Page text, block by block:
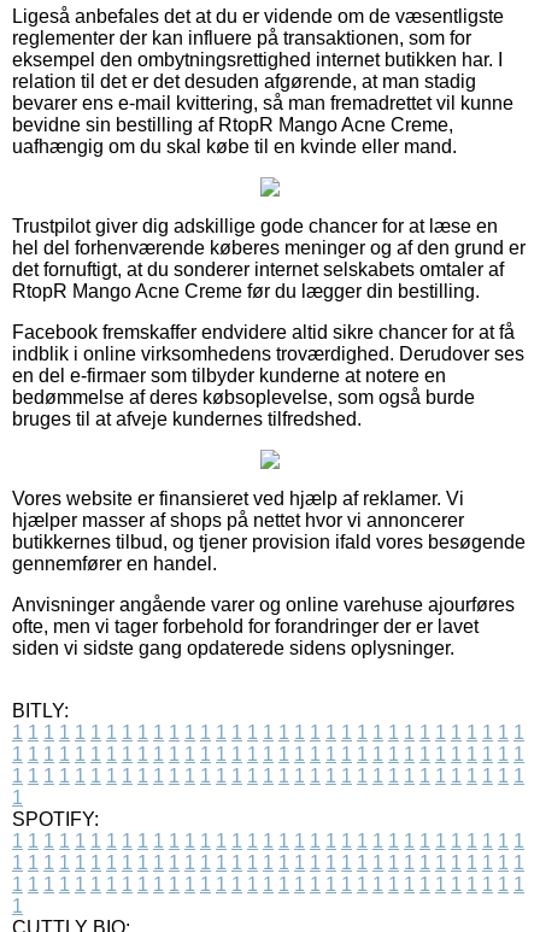
Ligeså anbefales det at du er vidende om de væsentligste
reglementer der kan influere på transaktionen, som for
eksempel den ombytningsrettighed internet butikken har. I
relation til det er det desuden afgørende, at man stadig
bevarer ens e-mail kvittering, så man fremadrettet vil kunne
bevidne sin bestilling af RtopR Mango Acne Creme,
uafhængig om du skal købe til en kvinde eller mand.
Trustpilot giver dig adskillige gode chancer for at læse en
hel del forhenværende køberes meninger og af den grund er
det fornuftigt, at du sonderer internet selskabets omtaler af
RtopR Mango Acne Creme før du lægger din bestilling.
Facebook fremskaffer endvidere altid sikre chancer for at få
indblik i online virksomhedens troværdighed. Derudover ses
en del e-firmaer som tilbyder kunderne at notere en
bedømmelse af deres købsoplevelse, som også burde
bruges til at afveje kundernes tilfredshed.
Vores website er finansieret ved hjælp af reklamer. Vi
hjælper masser af shops på nettet hvor vi annoncerer
butikkernes tilbud, og tjener provision ifald vores besøgende
gennemfører en handel.
Anvisninger angående varer og online varehuse ajourføres
ofte, men vi tager forbehold for forandringer der er lavet
siden vi sidste gang opdaterede sidens oplysninger.
BITLY:
1 1 1 1 1 1 1 1 1 1 1 1 1 1 1 1 1 1 1 1 1 1 1 1 1 1 1 1 1 1 1 1 1
1 1 1 1 1 1 1 1 1 1 1 1 1 1 1 1 1 1 1 1 1 1 1 1 1 1 1 1 1 1 1 1 1
1 1 1 1 1 1 1 1 1 1 1 1 1 1 1 1 1 1 1 1 1 1 1 1 1 1 1 1 1 1 1 1 1
1
SPOTIFY:
1 1 1 1 1 1 1 1 1 1 1 1 1 1 1 1 1 1 1 1 1 1 1 1 1 1 1 1 1 1 1 1 1
1 1 1 1 1 1 1 1 1 1 1 1 1 1 1 1 1 1 1 1 1 1 1 1 1 1 1 1 1 1 1 1 1
1 1 1 1 1 1 1 1 1 1 1 1 1 1 1 1 1 1 1 1 1 1 1 1 1 1 1 1 1 1 1 1 1
1
CUTTLY BIO: